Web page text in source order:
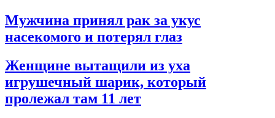
Мужчина принял рак за укус
насекомого и потерял глаз
Женщине вытащили из уха
игрушечный шарик, который
пролежал там 11 лет